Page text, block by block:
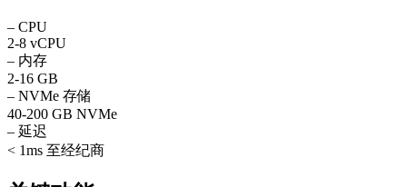
– CPU
2-8 vCPU
– 内存
2-16 GB
– NVMe 存储
40-200 GB NVMe
– 延迟
< 1ms 至经纪商